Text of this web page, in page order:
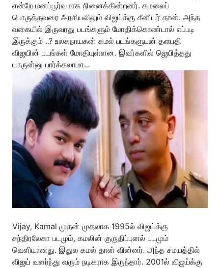
என்றே மனப்பூர்வமாக நினைக்கின்றனர். கமலைப்
பொருத்தவரை அரசியலிலும் விஜய்க்கு சீனியர் தான். அந்த
வகையில் இருவரது படங்களும் மோதிக்கொண்டால் எப்படி
இருக்கும் ..? உலகநாயகன் கமல் படங்களுடன் தளபதி
விஜயின் படங்கள் மோதியுள்ளன. இவர்களில் ஜெயித்தது
யாருன்னு பார்க்கலாமா...
Vijay, Kamal முதன் முதலாக 1995ல் விஜய்க்கு
சந்திரலேகா படமும், கமலின் குருதிப்புனல் படமும்
வெளியானது. இதுல கமல் தான் வின்னர். அந்த சமயத்தில்
விஜய் வளர்ந்து வரும் நடிகராக இருந்தார். 2001ல் விஜய்க்கு